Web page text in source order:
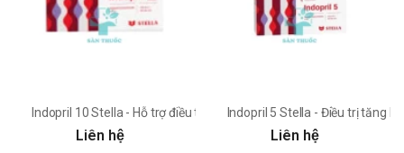
Indopril 10 Stella - Hỗ trợ điều trị tăng huyết áp
Liên hệ
Indopril 5 Stella - Điều trị tăng
Liên hệ